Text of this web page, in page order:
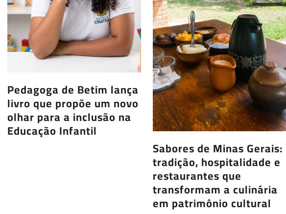
Pedagoga de Betim lança
livro que propõe um novo
olhar para a inclusão na
Educação Infantil
Sabores de Minas Gerais:
tradição, hospitalidade e
restaurantes que
transformam a culinária
em patrimônio cultural